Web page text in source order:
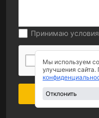
Принимаю условия
Я нe poбoт
Оставить заявку
Мы используем
улучшения сайта.
Отклонить